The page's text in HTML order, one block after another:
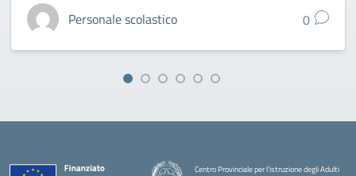
Personale scolastico 0
Centro Provinciale per l'istruzione degli Adulti